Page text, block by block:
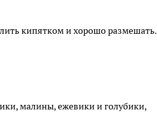
кипятком и хорошо размешать.
малины, ежевики и голубики,